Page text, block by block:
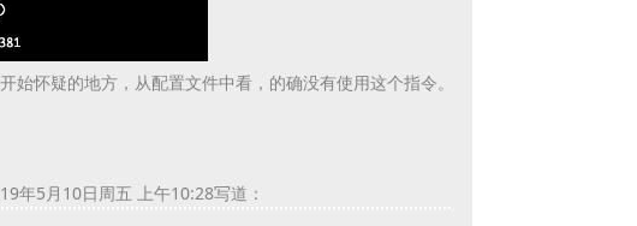
怀疑的地方，从配置文件中看，的确没有使用这个指令。
年5月10日周五 上午10:28写道：